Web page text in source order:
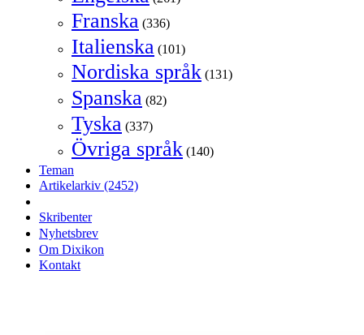
Franska (336)
Italienska (101)
Nordiska språk (131)
Spanska (82)
Tyska (337)
Övriga språk (140)
Teman
Artikelarkiv (2452)
Skribenter
Nyhetsbrev
Om Dixikon
Kontakt